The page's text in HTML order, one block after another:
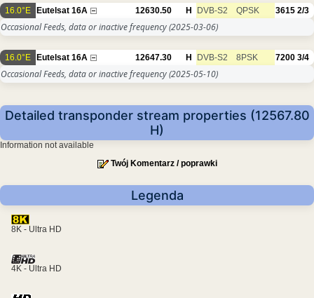
16.0°E Eutelsat 16A 12630.50 H DVB-S2 QPSK 3615 2/3
Occasional Feeds, data or inactive frequency(2025-03-06)
16.0°E Eutelsat 16A 12647.30 H DVB-S2 8PSK 7200 3/4
Occasional Feeds, data or inactive frequency(2025-05-10)
Detailed transponder stream properties (12567.80
H)
Information not available
Twój Komentarz / poprawki
Legenda
8K - Ultra HD
4K - Ultra HD